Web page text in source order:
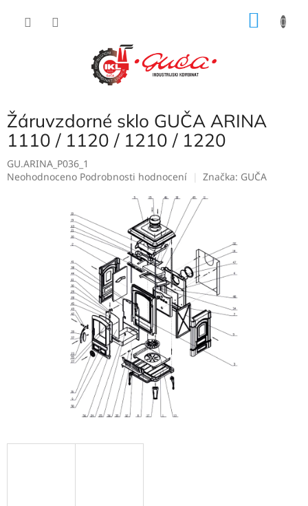
Žáruvzdorné sklo GUČA ARINA
1110 / 1120 / 1210 / 1220
GU.ARINA_P036_1
Průměrné
Neohodnoceno Podrobnosti hodnocení Značka: GUČA